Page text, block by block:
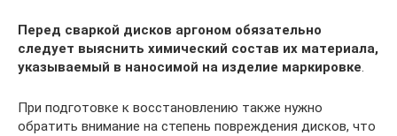
Перед сваркой дисков аргоном обязательно
следует выяснить химический состав их материала,
указываемый в наносимой на изделие маркировке.
При подготовке к восстановлению также нужно
обратить внимание на степень повреждения дисков, что